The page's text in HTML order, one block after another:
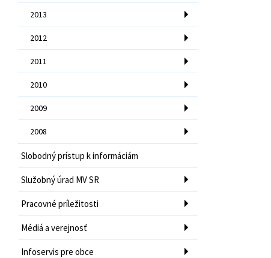
2013
2012
2011
2010
2009
2008
Slobodný prístup k informáciám
Služobný úrad MV SR
Pracovné príležitosti
Médiá a verejnosť
Infoservis pre obce